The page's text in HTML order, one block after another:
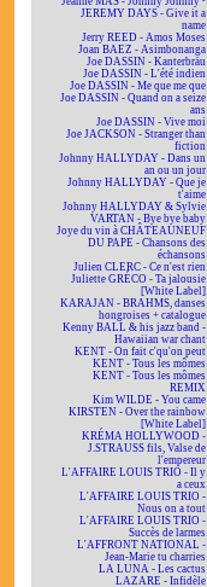
JEREMY DAYS - Give it a
name
Jerry REED - Amos Moses
Joan BAEZ - Asimbonanga
Joe DASSIN - Kanterbräu
Joe DASSIN - L'été indien
Joe DASSIN - Me que me que
Joe DASSIN - Quand on a seize
ans
Joe DASSIN - Vive moi
Joe JACKSON - Stranger than
fiction
Johnny HALLYDAY - Dans un
an ou un jour
Johnny HALLYDAY - Que je
t'aime
Johnny HALLYDAY & Sylvie
VARTAN - Bye bye baby
Joye du vin à CHÂTEAUNEUF
DU PAPE - Chansons des
échansons
Julien CLERC - Ce n'est rien
Juliette GRÉCO - Ta jalousie
[White Label]
KARAJAN - BRAHMS, danses
hongroises + catalogue
Kenny BALL & his jazz band -
Hawaiian war chant
KENT - On fait c'qu'on peut
KENT - Tous les mômes
KENT - Tous les mômes
REMIX
Kim WILDE - You came
KIRSTEN - Over the rainbow
[White Label]
KRÉMA HOLLYWOOD -
J.STRAUSS fils, Valse de
l'empereur
L'AFFAIRE LOUIS TRIO - Il y
a ceux
L'AFFAIRE LOUIS TRIO -
Nous on a tout
L'AFFAIRE LOUIS TRIO -
Succès de larmes
L'AFFRONT NATIONAL -
Jean-Marie tu charries
LA LUNA - Les cactus
LAZARE - Infidèle